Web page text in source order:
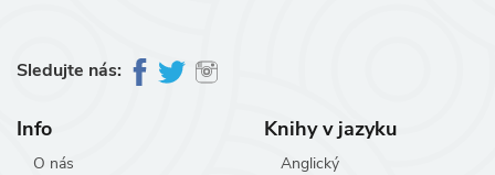
Sledujte nás:
Info
O nás
Knihy v jazyku
Anglický